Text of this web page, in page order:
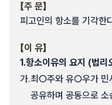
【주 문】
피고인의 항소를 기각한
【이 유】
1.항소이유의 요지 (법리
가.최○주와 유○우가 민
공유하며 공동으로 소